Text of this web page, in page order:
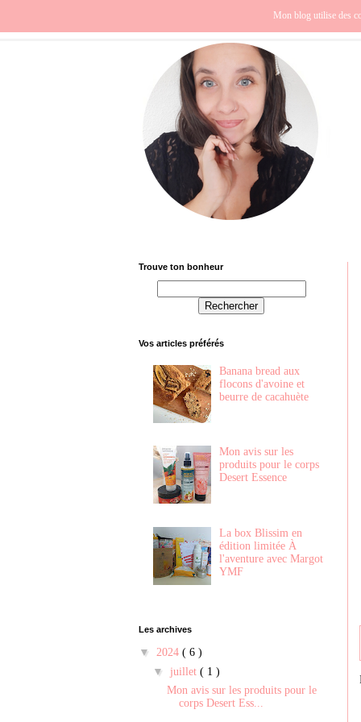
Europe
Trouve ton bonheur
Vos articles préférés
Banana bread aux
flocons d'avoine et
beurre de cacahuète
Mon avis sur les
produits pour le corps
Desert Essence
La box Blissim en
édition limitée À
l'aventure avec Margot
YMF
Les archives
▼ 2024 ( 6 )
▼ juillet ( 1 )
Mon avis sur les produits pour le
corps Desert Ess...
Mon blog utilise des